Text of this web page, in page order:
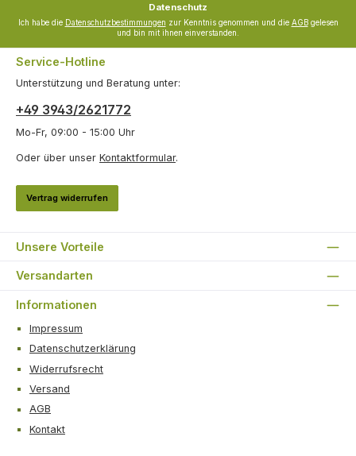
Datenschutz
Ich habe die Datenschutzbestimmungen zur Kenntnis genommen und die AGBgelesen
und bin mit ihnen einverstanden.
Service-Hotline
Unterstützung und Beratung unter:
+49 3943/2621772
Mo-Fr, 09:00 - 15:00 Uhr
Oder über unser Kontaktformular.
Vertrag widerrufen
Unsere Vorteile
Versandarten
Informationen
Impressum
Datenschutzerklärung
Widerrufsrecht
Versand
AGB
Kontakt